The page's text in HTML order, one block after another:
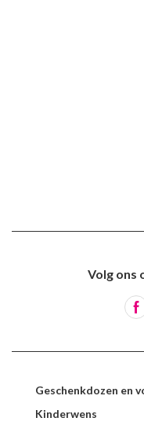
Volg ons
Geschenkdozen en
Kinderwens